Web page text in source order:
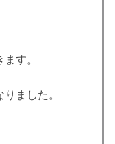
す。
ました。